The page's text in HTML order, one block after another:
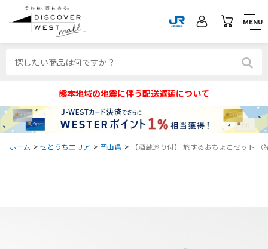
MENU
熊本地域の地震に伴う配送遅延について
ホーム > せとうちエリア > 岡山県 > 【酒蔵巡り付】 旅するおちょこセット （